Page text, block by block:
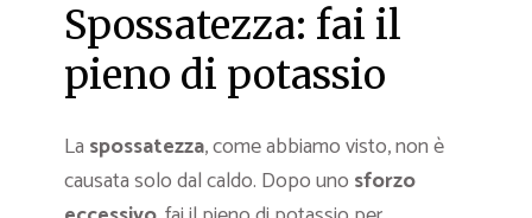
Spossatezza: fai il
pieno di potassio
La spossatezza, come abbiamo visto, non è
causata solo dal caldo. Dopo uno sforzo